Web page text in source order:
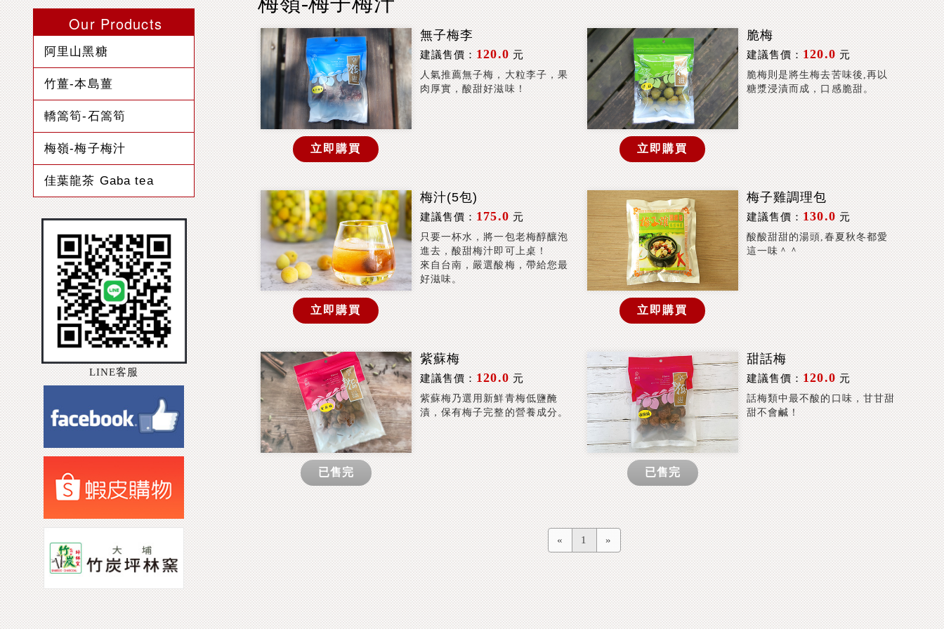
Our Products
阿里山黑糖
竹薑-本島薑
轎篙筍-石篙筍
梅嶺-梅子梅汁
佳葉龍茶 Gaba tea
LINE客服
立即購買
無子梅李
建議售價： 120.0 元
人氣推薦無子梅，大粒李子，果
肉厚實，酸甜好滋味！
立即購買
脆梅
建議售價： 120.0 元
脆梅則是將生梅去苦味後,再以
糖漿浸漬而成，口感脆甜。
立即購買
梅汁(5包)
建議售價： 175.0 元
只要一杯水，將一包老梅醇釀泡
進去，酸甜梅汁即可上桌！
來自台南，嚴選酸梅，帶給您最
好滋味。
立即購買
梅子雞調理包
建議售價： 130.0 元
酸酸甜甜的湯頭,春夏秋冬都愛
這一味＾＾
已售完
紫蘇梅
建議售價： 120.0 元
紫蘇梅乃選用新鮮青梅低鹽醃
漬，保有梅子完整的營養成分。
已售完
甜話梅
建議售價： 120.0 元
話梅類中最不酸的口味，甘甘甜
甜不會鹹！
« 1 »